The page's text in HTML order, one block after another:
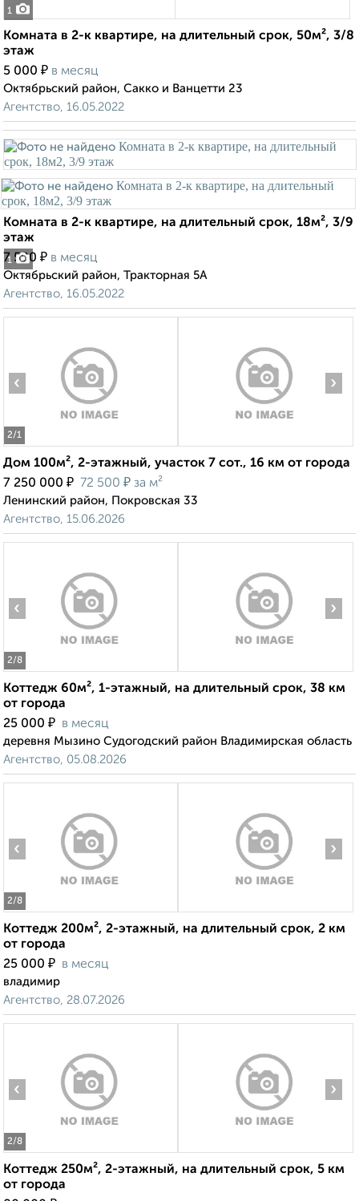
1
Комната в 2-к квартире, на длительный срок, 50м², 3/8
этаж
5 000 ₽ в месяц
Октябрьский район, Сакко и Ванцетти 23
Агентство, 16.05.2022
1
Комната в 2-к квартире, на длительный срок, 18м², 3/9
этаж
7 500 ₽ в месяц
Октябрьский район, Тракторная 5А
Агентство, 16.05.2022
2/1
‹ ›
Дом 100м², 2-этажный, участок 7 сот., 16 км от города
7 250 000 ₽ 72 500 ₽ за м²
Ленинский район, Покровская 33
Агентство, 15.06.2026
2/8
‹ ›
Коттедж 60м², 1-этажный, на длительный срок, 38 км
от города
25 000 ₽ в месяц
деревня Мызино Судогодский район Владимирская область
Агентство, 05.08.2026
2/8
‹ ›
Коттедж 200м², 2-этажный, на длительный срок, 2 км
от города
25 000 ₽ в месяц
владимир
Агентство, 28.07.2026
2/8
‹ ›
Коттедж 250м², 2-этажный, на длительный срок, 5 км
от города